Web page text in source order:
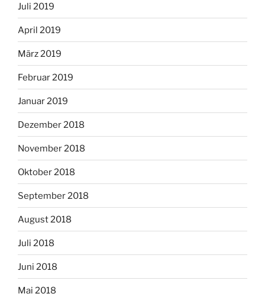
Juli 2019
April 2019
März 2019
Februar 2019
Januar 2019
Dezember 2018
November 2018
Oktober 2018
September 2018
August 2018
Juli 2018
Juni 2018
Mai 2018